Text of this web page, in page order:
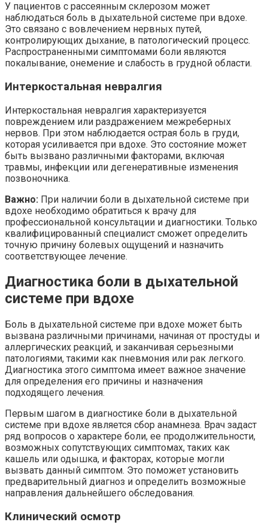
У пациентов с рассеянным склерозом может
наблюдаться боль в дыхательной системе при вдохе.
Это связано с вовлечением нервных путей,
контролирующих дыхание, в патологический процесс.
Распространенными симптомами боли являются
покалывание, онемение и слабость в грудной области.
Интеркостальная невралгия
Интеркостальная невралгия характеризуется
повреждением или раздражением межреберных
нервов. При этом наблюдается острая боль в груди,
которая усиливается при вдохе. Это состояние может
быть вызвано различными факторами, включая
травмы, инфекции или дегенеративные изменения
позвоночника.
Важно: При наличии боли в дыхательной системе при
вдохе необходимо обратиться к врачу для
профессиональной консультации и диагностики. Только
квалифицированный специалист сможет определить
точную причину болевых ощущений и назначить
соответствующее лечение.
Диагностика боли в дыхательной
системе при вдохе
Боль в дыхательной системе при вдохе может быть
вызвана различными причинами, начиная от простуды и
аллергических реакций, и заканчивая серьезными
патологиями, такими как пневмония или рак легкого.
Диагностика этого симптома имеет важное значение
для определения его причины и назначения
подходящего лечения.
Первым шагом в диагностике боли в дыхательной
системе при вдохе является сбор анамнеза. Врач задаст
ряд вопросов о характере боли, ее продолжительности,
возможных сопутствующих симптомах, таких как
кашель или одышка, и факторах, которые могли
вызвать данный симптом. Это поможет установить
предварительный диагноз и определить возможные
направления дальнейшего обследования.
Клинический осмотр